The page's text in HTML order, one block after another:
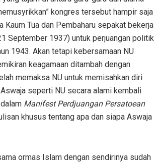
kongres tersebut hampir saja
Tua dan Pembaharu sepakat bekerja
September 1937) untuk perjuangan politik
1943. Akan tetapi kebersamaan NU
keagamaan ditambah dengan
memaksa NU untuk memisahkan diri
seperti NU secara alami kembali
Manifest Perdjuangan Persatoean
khusus tentang apa dan siapa Aswaja
ormas Islam dengan sendirinya sudah